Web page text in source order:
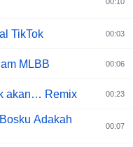
TikTok 00:03
MLBB 00:06
akan… Remix 00:23
Adakah
00:07